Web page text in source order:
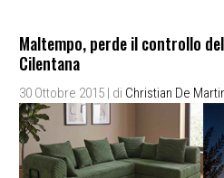
Maltempo, perde il controllo
Cilentana
30 Ottobre 2015 | di Christian De